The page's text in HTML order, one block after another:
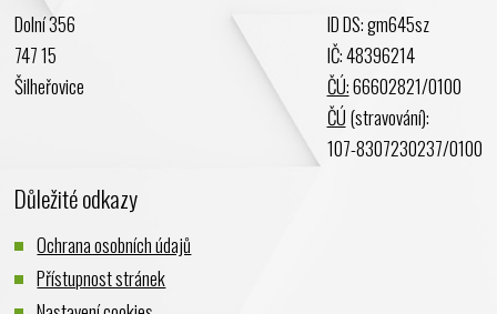
Leden 2024
Listopad 2023
Srpen 2023
Červen 2023
Květen 2023
Dolní 356
747 15
Šilheřovice
ID DS: gm645sz
IČ: 48396214
ČÚ:66602821/0100
ČÚ (stravování):
107-8307230237/0100
Důležité odkazy
Ochrana osobních údajů
Přístupnost stránek